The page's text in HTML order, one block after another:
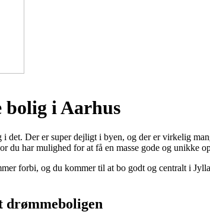
bolig i Aarhus
Der er super dejligt i byen, og der er virkelig
du har mulighed for at få en masse gode og unikke
forbi, og du kommer til at bo godt og centralt i
drømmeboligen